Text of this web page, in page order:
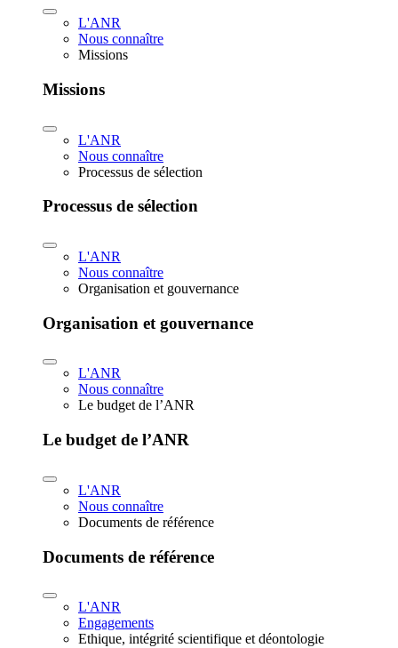
L'ANR
Nous connaître
Missions
Missions
L'ANR
Nous connaître
Processus de sélection
Processus de sélection
L'ANR
Nous connaître
Organisation et gouvernance
Organisation et gouvernance
L'ANR
Nous connaître
Le budget de l’ANR
Le budget de l’ANR
L'ANR
Nous connaître
Documents de référence
Documents de référence
L'ANR
Engagements
Ethique, intégrité scientifique et déontologie